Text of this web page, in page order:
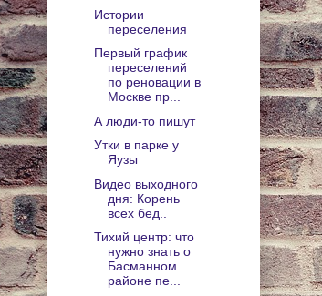
Истории
переселения
Первый график
переселений
по реновации в
Москве пр...
А люди-то пишут
Утки в парке у
Яузы
Видео выходного
дня: Корень
всех бед..
Тихий центр: что
нужно знать о
Басманном
районе пе...